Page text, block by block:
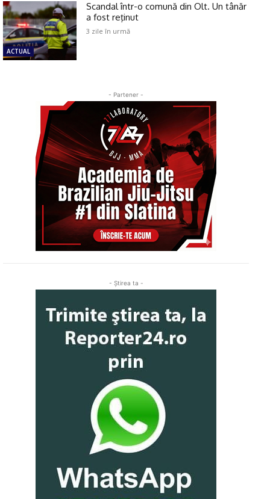
ACTUAL
Scandal într-o comună din Olt. Un tânăr
a fost reţinut
3 zile în urmă
- Partener -
- Ştirea ta -